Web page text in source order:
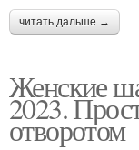
читать дальше →
Женские
2023.
отворотом